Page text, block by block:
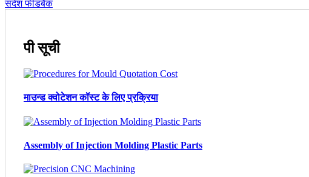
संदेश फीडबैक
पी सूची
माउन्ड क्वोटेशन कॉस्ट के लिए प्रक्रिया
Assembly of Injection Molding Plastic Parts